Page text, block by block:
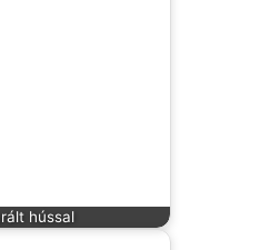
hússal